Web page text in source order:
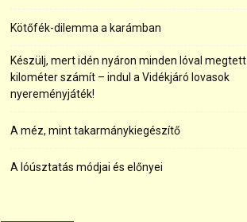
Kötőfék-dilemma a karámban
Készülj, mert idén nyáron minden lóval megtett
kilométer számít – indul a Vidékjáró lovasok
nyereményjáték!
A méz, mint takarmánykiegészítő
A lóúsztatás módjai és előnyei